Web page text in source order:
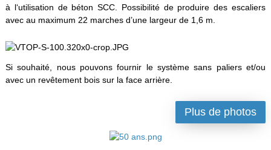
à l‘utilisation de béton SCC. Possibilité de produire des escaliers
avec au maximum 22 marches d’une largeur de 1,6 m.
Si souhaité, nous pouvons fournir le système sans paliers et/ou
avec un revêtement bois sur la face arrière.
Plus de photos